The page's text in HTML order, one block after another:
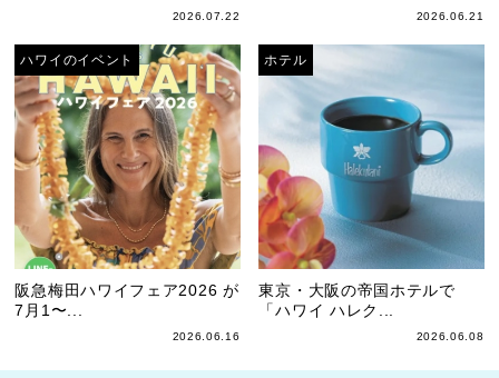
2026.07.22 2026.06.21
ハワイのイベント
阪急梅田ハワイフェア2026 が
7月1〜...
2026.06.16
ホテル
東京・大阪の帝国ホテルで
「ハワイ ハレク...
2026.06.08